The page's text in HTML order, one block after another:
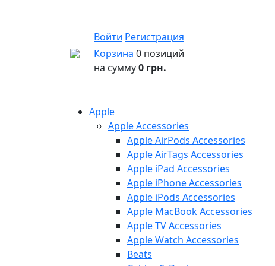
Войти Регистрация
Корзина 0 позиций
на сумму0 грн.
Apple
Apple Accessories
Apple AirPods Accessories
Apple AirTags Accessories
Apple iPad Accessories
Apple iPhone Accessories
Apple iPods Accessories
Apple MacBook Accessories
Apple TV Accessories
Apple Watch Accessories
Beats